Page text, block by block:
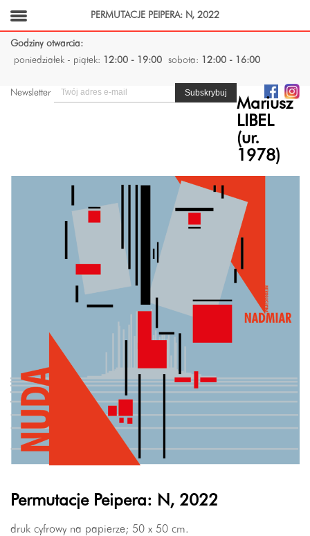
Godziny otwarcia:
poniedziałek - piątek:
12:00 - 19:00 sobota: 12:00 - 16:00
Newsletter
Mariusz
LIBEL
(ur.
1978)
Permutacje Peipera: N, 2022
druk cyfrowy na papierze; 50 x 50 cm.
PERMUTACJE PEIPERA: N, 2022